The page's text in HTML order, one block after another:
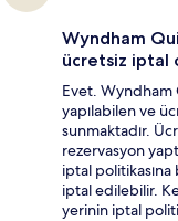
Wyndham
ücretsiz iptal
Evet.
yapılabilen ve
sunmaktadır.
rezervasyon
iptal
iptal edilebilir.
yerinin iptal